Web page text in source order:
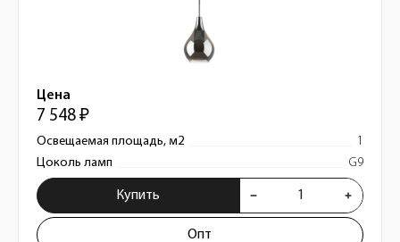
Цена
7 548 ₽
Освещаемая площадь, м2
1
Цоколь ламп
G9
Купить
Опт